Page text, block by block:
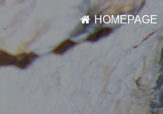
HOMEPAGE